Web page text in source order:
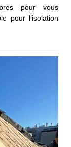
pour vous
pour l’isolation